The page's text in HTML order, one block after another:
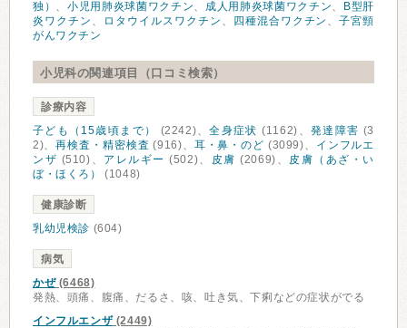
独） 、小児用肺炎球菌ワクチン、 成人用肺炎球菌ワクチン、
B型肝
炎ワクチン 、 ロタウイルスワクチン 、 四種混合ワクチン 、子宮頸
がんワクチン
小児科の関連項目（口コミ検索）
診療内容
子ども（15歳頃まで）
(2242)、全身症状 (1162)、 発達障害 (3
2)、再検査・精密検査 (916)、 耳・鼻・のど (3099)、 インフルエ
ンザ (510)、 アレルギー (502)、 皮膚 (2069)、 皮膚（あざ・い
ぼ・ほくろ）
(1048)
健康診断
乳幼児検診 (604)
病気
かぜ(6468)
発熱、頭痛、腹痛、だるさ、咳、吐き気、下痢などの症状がでる
インフルエンザ(2449)